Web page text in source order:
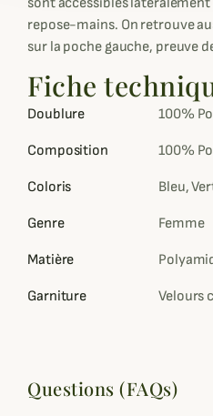
repose-mains. On retrouve
sur la poche gauche, preuve
Fiche
Doublure 100%
Composition 100%
Coloris Bleu,
Genre Femme
Matière
Garniture Velours
Questions (FAQs)